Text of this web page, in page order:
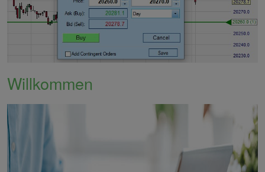
Willkommen